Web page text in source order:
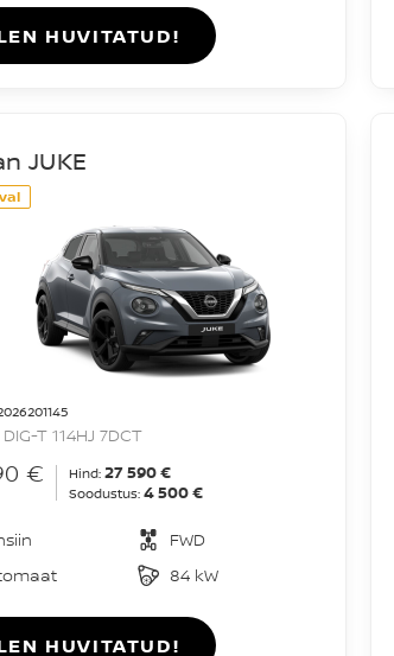
HUVITATUD!
JUKE
T 114HJ 7DCT
€ Hind: 27 590 €
Soodustus: 4 500 €
FWD
84 kW
HUVITATUD!